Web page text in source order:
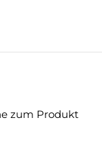
zum Produkt